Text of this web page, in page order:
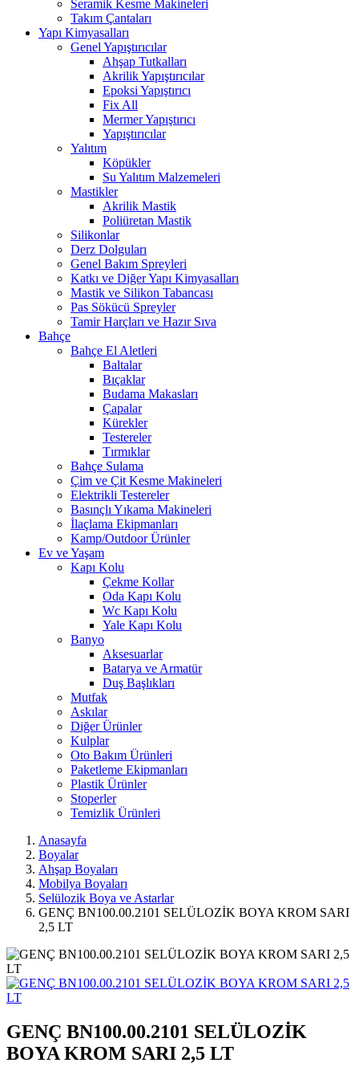
Seramik Kesme Makineleri
Takım Çantaları
Yapı Kimyasalları
Genel Yapıştırıcılar
Ahşap Tutkalları
Akrilik Yapıştırıcılar
Epoksi Yapıştırıcı
Fix All
Mermer Yapıştırıcı
Yapıştırıcılar
Yalıtım
Köpükler
Su Yalıtım Malzemeleri
Mastikler
Akrilik Mastik
Poliüretan Mastik
Silikonlar
Derz Dolguları
Genel Bakım Spreyleri
Katkı ve Diğer Yapı Kimyasalları
Mastik ve Silikon Tabancası
Pas Sökücü Spreyler
Tamir Harçları ve Hazır Sıva
Bahçe
Bahçe El Aletleri
Baltalar
Bıçaklar
Budama Makasları
Çapalar
Kürekler
Testereler
Tırmıklar
Bahçe Sulama
Çim ve Çit Kesme Makineleri
Elektrikli Testereler
Basınçlı Yıkama Makineleri
İlaçlama Ekipmanları
Kamp/Outdoor Ürünler
Ev ve Yaşam
Kapı Kolu
Çekme Kollar
Oda Kapı Kolu
Wc Kapı Kolu
Yale Kapı Kolu
Banyo
Aksesuarlar
Batarya ve Armatür
Duş Başlıkları
Mutfak
Askılar
Diğer Ürünler
Kulplar
Oto Bakım Ürünleri
Paketleme Ekipmanları
Plastik Ürünler
Stoperler
Temizlik Ürünleri
Anasayfa
Boyalar
Ahşap Boyaları
Mobilya Boyaları
Selülozik Boya ve Astarlar
GENÇ BN100.00.2101 SELÜLOZİK BOYA KROM SARI
2,5 LT
GENÇ BN100.00.2101 SELÜLOZİK
BOYA KROM SARI 2,5 LT